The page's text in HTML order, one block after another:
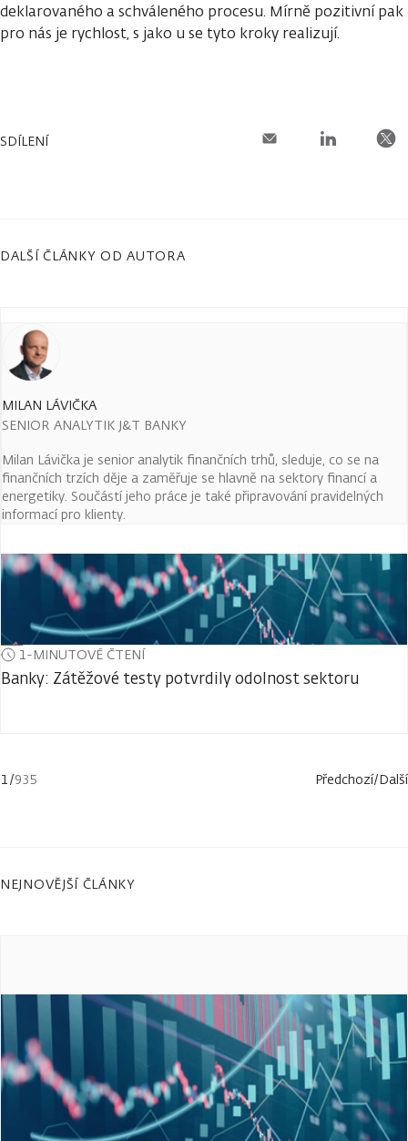
deklarovaného a schváleného procesu. Mírně pozitivní pak
pro nás je rychlost, s jako u se tyto kroky realizují.
SDÍLENÍ
DALŠÍ ČLÁNKY OD AUTORA
MILAN LÁVIČKA
SENIOR ANALYTIK J&T BANKY
Milan Lávička je senior analytik finančních trhů, sleduje, co se na
finančních trzích děje a zaměřuje se hlavně na sektory financí a
energetiky. Součástí jeho práce je také připravování pravidelných
informací pro klienty.
1-MINUTOVÉ ČTENÍ
Banky: Zátěžové testy potvrdily odolnost sektoru
1/935 Předchozí/Další
NEJNOVĚJŠÍ ČLÁNKY